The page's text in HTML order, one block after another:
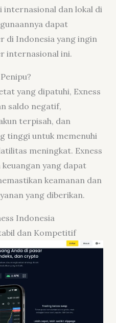
internasional dan lokal di
dapat
di Indonesia yang ingin
internasional ini.
yang dipatuhi, Exness
saldo negatif,
terpisah, dan
tinggi untuk memenuhi
meningkat. Exness
yang dapat
keamanan dan
yang diberikan.
Indonesia
dan Kompetitif